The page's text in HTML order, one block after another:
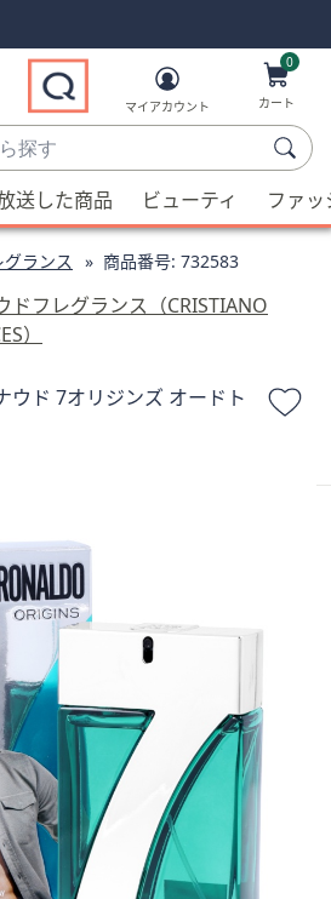
マイアカウント
0
カート
送した商品 ビューティ ファ
グランス 商品番号: 732583
ドフレグランス（CRISTIANO
）
ウド 7オリジンズ オードト